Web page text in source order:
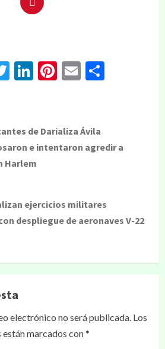
Twitter
LinkedIn
Pinterest
Email
de Darializa Ávila
e intentaron agredir a
Harlem
ejercicios militares
despliegue de aeronaves V-22
electrónico no será publicada. Los
marcados con*